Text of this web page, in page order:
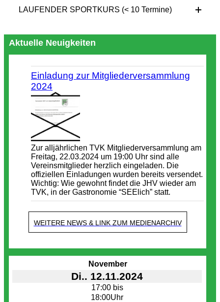
LAUFENDER SPORTKURS (< 10 Termine)
Aktuelle Neuigkeiten
Einladung zur Mitgliederversammlung
2024
Zur alljährlichen TVK Mitgliederversammlung am
Freitag, 22.03.2024 um 19:00 Uhr sind alle
Vereinsmitglieder herzlich eingeladen. Die
offiziellen Einladungen wurden bereits versendet.
Wichtig: Wie gewohnt findet die JHV wieder am
TVK, in der Gastronomie “SEElich” statt.
WEITERE NEWS & LINK ZUM MEDIENARCHIV
November
Di.. 12.11.2024
17:00 bis
18:00Uhr